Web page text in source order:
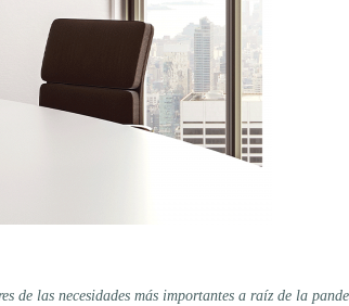
de las necesidades más importantes a raíz de la